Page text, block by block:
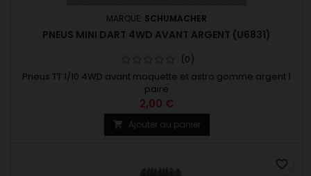
MARQUE: SCHUMACHER
PNEUS MINI DART 4WD AVANT ARGENT (U6831)
(0)
Pneus TT 1/10 4WD avant moquette et astro gomme argent 1
paire
2,00 €
 Ajouter au panier
favorite_border